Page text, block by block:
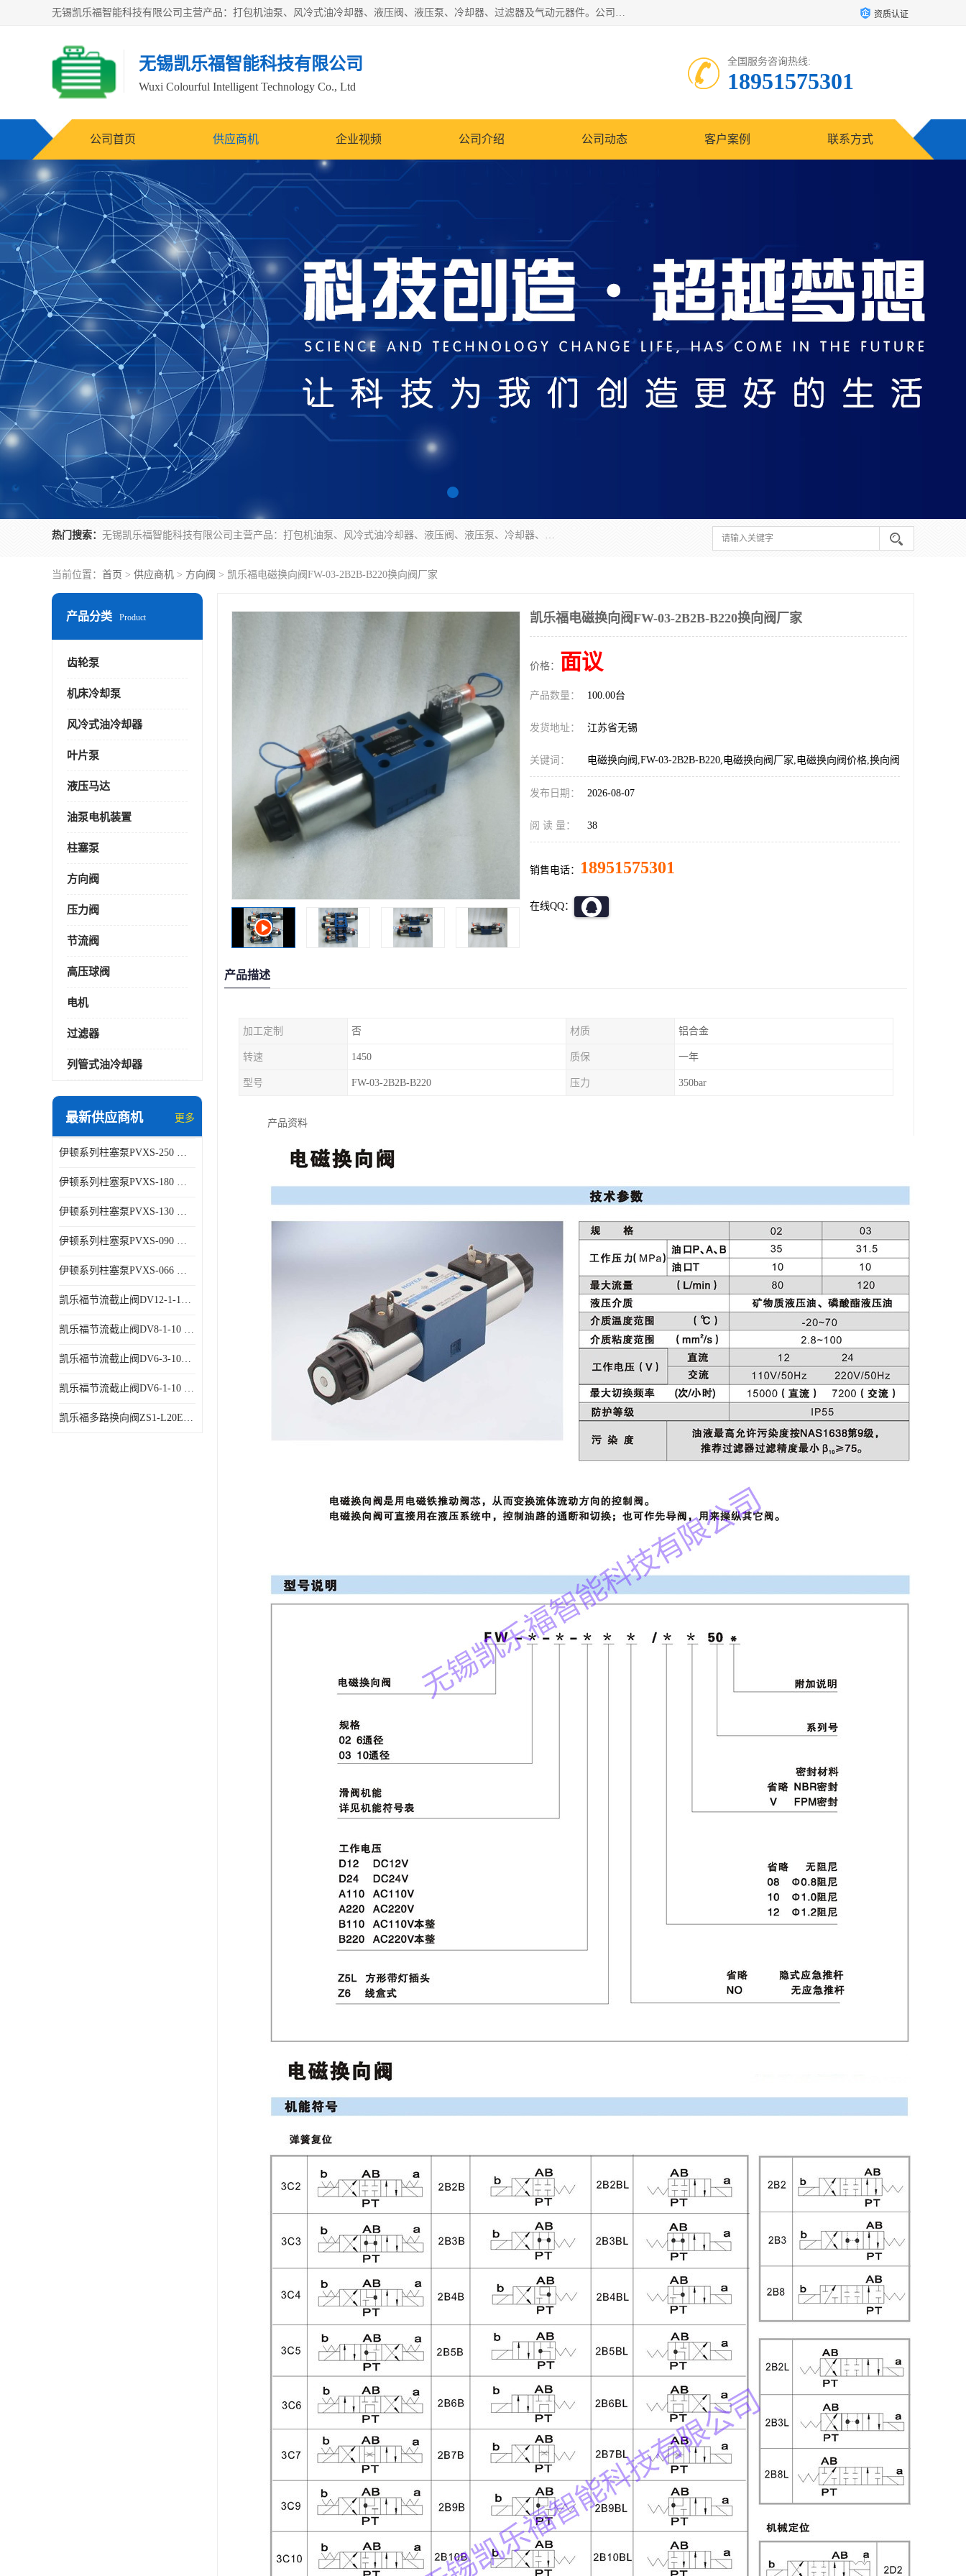
无锡凯乐福智能科技有限公司主营产品：打包机油泵、风冷式油冷却器、液压阀、液压泵、冷却器、过滤器及气动元器件。公司主导生产齿轮泵、齿轮马达、液压阀等产品。共计100多个系列、3000余种规格。覆盖了液压系统的动力元件、控制元件和执行元件，具备较强的成套供货、服务能力。 资质认证
无锡凯乐福智能科技有限公司
Wuxi Colourful Intelligent Technology Co., Ltd
全国服务咨询热线:
18951575301
公司首页 供应商机 企业视频 公司介绍 公司动态 客户案例 联系方式
热门搜索： 无锡凯乐福智能科技有限公司主营产品：打包机油泵、风冷式油冷却器、液压阀、液压泵、冷却器、过滤器及气动元器件。公司主导生产齿轮泵、齿轮马达、液压阀等产品。共计100多个系列、3000余种规格。覆盖了液压系统的动力元件、控制元件和执行元件，具备较强的成套供货、服务能力。
当前位置： 首页 > 供应商机 > 方向阀 > 凯乐福电磁换向阀FW-03-2B2B-B220换向阀厂家
产品分类 Product
齿轮泵
机床冷却泵
风冷式油冷却器
叶片泵
液压马达
油泵电机装置
柱塞泵
方向阀
压力阀
节流阀
高压球阀
电机
过滤器
列管式油冷却器
最新供应商机 更多
伊顿系列柱塞泵PVXS-250 钢铁厂液压系统增压油泵
伊顿系列柱塞泵PVXS-180 钢铁厂液压系统增压油泵
伊顿系列柱塞泵PVXS-130 钢铁厂液压系统增压油泵
伊顿系列柱塞泵PVXS-090 钢铁厂液压系统增压油泵
伊顿系列柱塞泵PVXS-066 钢铁厂液压系统增压油泵
凯乐福节流截止阀DV12-1-10 液压站节流阀
凯乐福节流截止阀DV8-1-10 液压站节流阀
凯乐福节流截止阀DV6-3-10液压站节流阀
凯乐福节流截止阀DV6-1-10 液压站节流阀
凯乐福多路换向阀ZS1-L20E-OT多路阀厂家
凯乐福电磁换向阀FW-03-2B2B-B220换向阀厂家
价格： 面议
产品数量： 100.00台
发货地址： 江苏省无锡
关键词： 电磁换向阀,FW-03-2B2B-B220,电磁换向阀厂家,电磁换向阀价格,换向阀
发布日期： 2026-08-07
阅 读 量： 38
销售电话： 18951575301
在线QQ：
产品描述
加工定制 否 材质 铝合金
转速 1450 质保 一年
型号 FW-03-2B2B-B220 压力 350bar
产品资料